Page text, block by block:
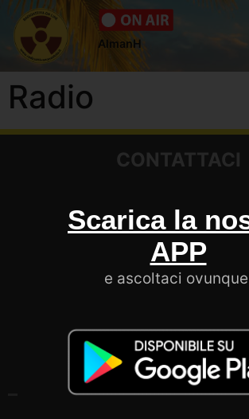
AlmanH
Radio
CONTATTACI
SEGUICI
Scarica la
APP
e ascoltaci